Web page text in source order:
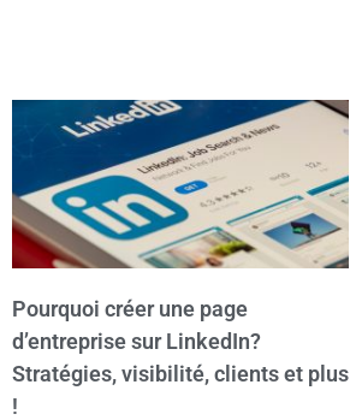
Pourquoi créer une page
d’entreprise sur LinkedIn?
Stratégies, visibilité, clients et plus
!